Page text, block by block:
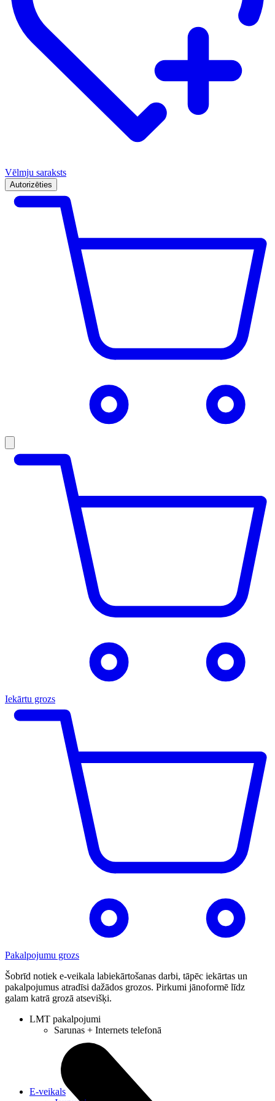
Vēlmju saraksts
Autorizēties
Iekārtu grozs
Pakalpojumu grozs
Šobrīd notiek e-veikala labiekārtošanas darbi, tāpēc iekārtas un
pakalpojumus atradīsi dažādos grozos. Pirkumi jānoformē līdz
galam katrā grozā atsevišķi.
LMT pakalpojumi
Sarunas + Internets telefonā
E-veikals